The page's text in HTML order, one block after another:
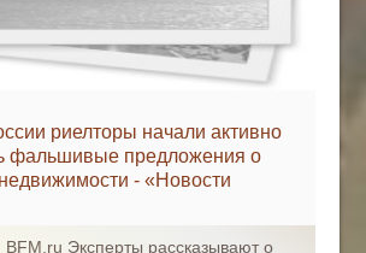
риелторы начали активно
фальшивые предложения о
- «Новости
BFM.ru Эксперты рассказывают о